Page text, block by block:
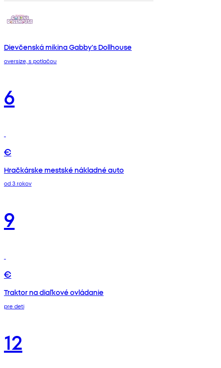
Dievčenská mikina Gabby's Dollhouse
oversize, s potlačou
6
€
Hračkárske mestské nákladné auto
od 3 rokov
9
€
Traktor na diaľkové ovládanie
pre deti
12